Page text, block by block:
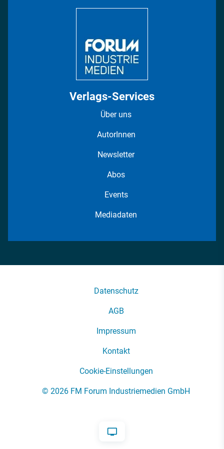
Verlags-Services
Über uns
AutorInnen
Newsletter
Abos
Events
Mediadaten
Datenschutz
AGB
Impressum
Kontakt
Cookie-Einstellungen
© 2026 FM Forum Industriemedien GmbH